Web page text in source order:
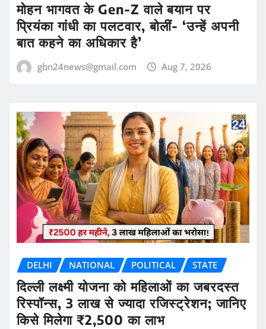
मोहन भागवत के Gen-Z वाले बयान पर
प्रियंका गांधी का पलटवार, बोलीं- ‘उन्हें अपनी
बात कहने का अधिकार है’
gbn24news@gmail.com Aug 7, 2026
DELHI NATIONAL POLITICAL STATE
दिल्ली लक्ष्मी योजना को महिलाओं का जबरदस्त
रिस्पॉन्स, 3 लाख से ज्यादा रजिस्ट्रेशन; जानिए
किसे मिलेगा ₹2,500 का लाभ